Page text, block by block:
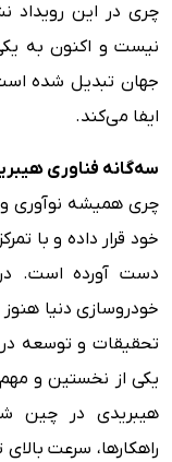
چری در این رویداد
نیست و اکنون به
جهان تبدیل شده
ایفا می‌کند.
سه‌گانه فناوری
چری همیشه نوآوری
خود قرار داده و با
خودروسازی دنیا
تحقیقات و توسعه در
یکی از نخستین و
هیبریدی در چین
راهکارها، سرعت